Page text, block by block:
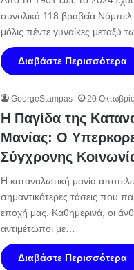
συνολικά 118 βραβεία
μόλις πέντε γυναίκες μεταξύ
Διαβάστε Περισσότερα
GeorgeStampas 20
Η Παγίδα της
Μανίας: Ο
Σύγχρονης
Η καταναλωτική μανία
σημαντικότερες τάσεις που
εποχή μας. Καθημερινά, οι
αντιμέτωποι με…
Διαβάστε Περισσότερα